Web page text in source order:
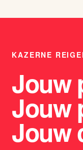
KAZERNE
Jouw
Jouw
Jouw